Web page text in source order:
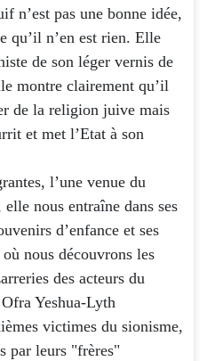
n’est pas une bonne idée,
qu’il n’en est rien. Elle
de son léger vernis de
montre clairement qu’il
de la religion juive mais
et met l’Etat à son
l’une venue du
nous entraîne dans ses
d’enfance et ses
nous découvrons les
des acteurs du
Yeshua-Lyth
victimes du sionisme,
par leurs "frères"